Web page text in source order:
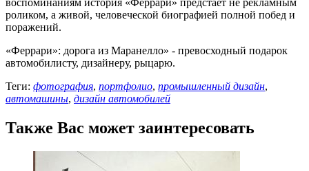
роликом, а живой, человеческой биографией полной побед и
поражений.
«Феррари»: дорога из Маранелло» - превосходный подарок
автомобилисту, дизайнеру, рыцарю.
Теги: фотография, портфолио, промышленный дизайн,
автомашины, дизайн автомобилей
Также Вас может заинтересовать